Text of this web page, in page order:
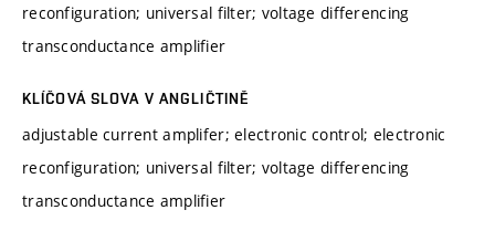
reconfiguration; universal filter; voltage differencing
transconductance amplifier
KLÍČOVÁ SLOVA V ANGLIČTINĚ
adjustable current amplifer; electronic control; electronic
reconfiguration; universal filter; voltage differencing
transconductance amplifier